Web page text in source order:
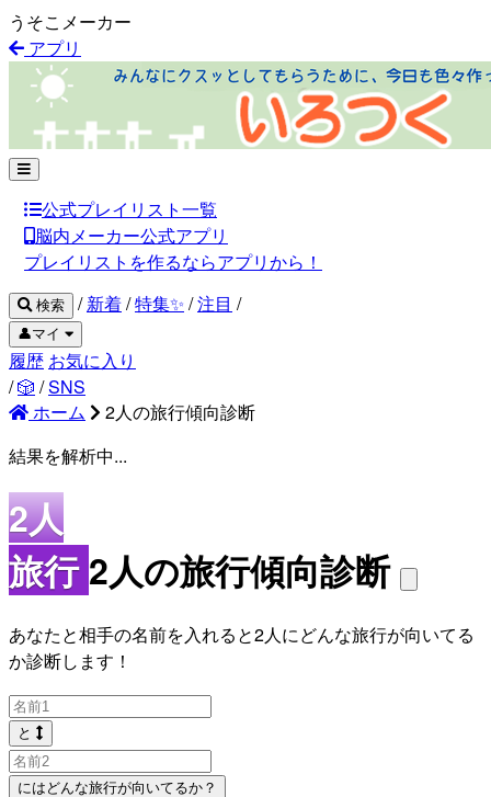
うそこメーカー
アプリ
公式プレイリスト一覧
脳内メーカー公式アプリ
プレイリストを作るならアプリから！
検索 / 新着/特集✨ /注目 /
👤マイ
履歴 お気に入り
/🎲 /SNS
ホーム
2人の旅行傾向診断
結果を解析中...
2人
旅行 2人の旅行傾向診断
あなたと相手の名前を入れると2人にどんな旅行が向いてる
か診断します！
と
にはどんな旅行が向いてるか？